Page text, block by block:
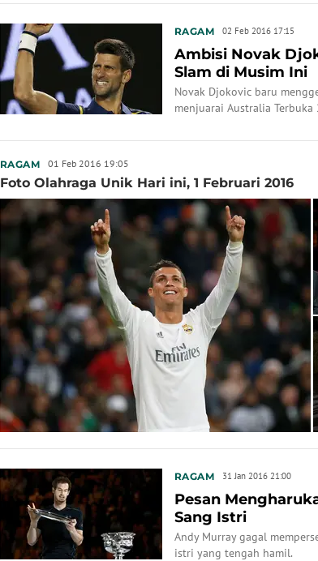
RAGAM 02 Feb 2016 17:15
Ambisi Novak
Slam di Musim Ini
Novak Djokovic baru
menjuarai Australia Terbuka
RAGAM 01 Feb 2016 19:05
Foto Olahraga Unik Hari ini, 1 Februari 2016
RAGAM 31 Jan 2016 21:00
Pesan
Sang Istri
Andy Murray gagal
istri yang tengah hamil.